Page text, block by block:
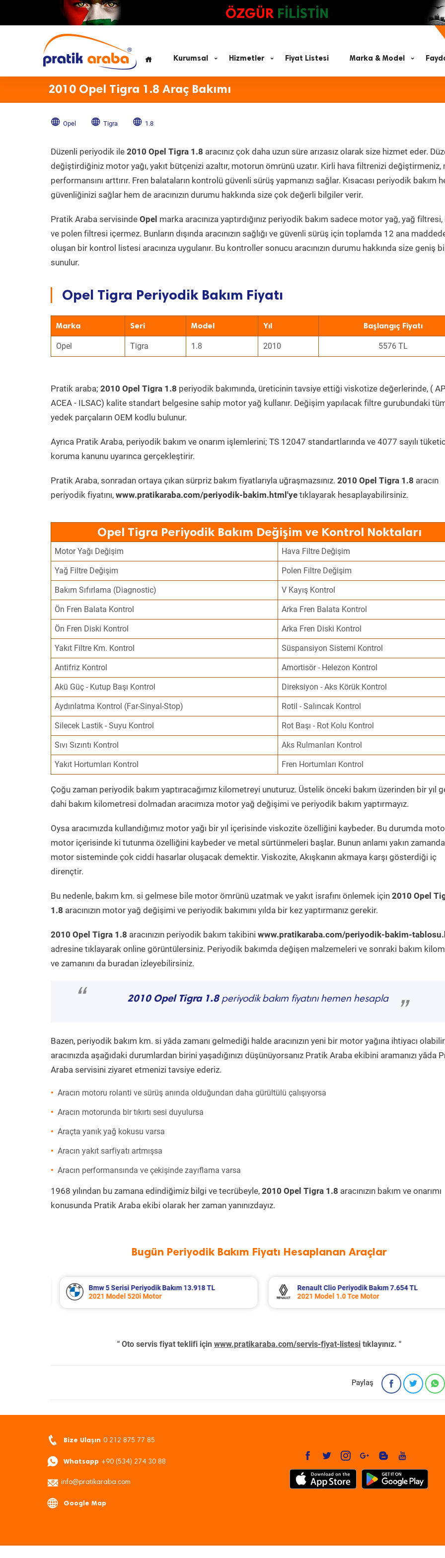
ÖZGÜR FİLİSTİN
Kurumsal Hizmetler Fiyat Listesi Marka & Model
2010 Opel Tigra 1.8 Araç Bakımı
Opel Tigra 1.8
Düzenli periyodik ile 2010 Opel Tigra 1.8 aracınız çok daha uzun süre arızasız olarak size hizmet eder.
değiştirdiğiniz motor yağı, yakıt bütçenizi azaltır, motorun ömrünü uzatır. Kirli hava filtrenizi
performansını arttırır. Fren balataların kontrolü güvenli sürüş yapmanızı sağlar. Kısacası periyodik bakım
güvenliğinizi sağlar hem de aracınızın durumu hakkında size çok değerli bilgiler verir.
Pratik Araba servisinde Opel marka aracınıza yaptırdığınız periyodik bakım sadece motor yağ, yağ filtresi,
ve polen filtresi içermez. Bunların dışında aracınızın sağlığı ve güvenli sürüş için toplamda 12 ana
oluşan bir kontrol listesi aracınıza uygulanır. Bu kontroller sonucu aracınızın durumu hakkında size geniş
sunulur.
Opel Tigra Periyodik Bakım Fiyatı
Marka Seri Model Yıl Başlangıç Fiyatı
Opel Tigra 1.8 2010 5576 TL
Pratik araba; 2010 Opel Tigra 1.8 periyodik bakımında, üreticinin tavsiye ettiği viskotize değerlerinde, (
ACEA - ILSAC) kalite standart belgesine sahip motor yağ kullanır. Değişim yapılacak filtre gurubundaki
yedek parçaların OEM kodlu bulunur.
Ayrıca Pratik Araba, periyodik bakım ve onarım işlemlerini; TS 12047 standartlarında ve 4077 sayılı
koruma kanunu uyarınca gerçekleştirir.
Pratik Araba, sonradan ortaya çıkan sürpriz bakım fiyatlarıyla uğraşmazsınız. 2010 Opel Tigra 1.8 aracın
periyodik fiyatını, www.pratikaraba.com/periyodik-bakim.html'ye tıklayarak hesaplayabilirsiniz.
Opel Tigra Periyodik Bakım Değişim ve Kontrol Noktaları
Motor Yağı Değişim Hava Filtre Değişim
Yağ Filtre Değişim Polen Filtre Değişim
Bakım Sıfırlama (Diagnostic) V Kayış Kontrol
Ön Fren Balata Kontrol Arka Fren Balata Kontrol
Ön Fren Diski Kontrol Arka Fren Diski Kontrol
Yakıt Filtre Km. Kontrol Süspansiyon Sistemi Kontrol
Antifriz Kontrol Amortisör - Helezon Kontrol
Akü Güç - Kutup Başı Kontrol Direksiyon - Aks Körük Kontrol
Aydınlatma Kontrol (Far-Sinyal-Stop) Rotil - Salıncak Kontrol
Silecek Lastik - Suyu Kontrol Rot Başı - Rot Kolu Kontrol
Sıvı Sızıntı Kontrol Aks Rulmanları Kontrol
Yakıt Hortumları Kontrol Fren Hortumları Kontrol
Çoğu zaman periyodik bakım yaptıracağımız kilometreyi unuturuz. Üstelik önceki bakım üzerinden bir yıl
dahi bakım kilometresi dolmadan aracımıza motor yağ değişimi ve periyodik bakım yaptırmayız.
Oysa aracımızda kullandığımız motor yağı bir yıl içerisinde viskozite özelliğini kaybeder. Bu durumda
motor içerisinde ki tutunma özelliğini kaybeder ve metal sürtünmeleri başlar. Bunun anlamı yakın zamanda
motor sisteminde çok ciddi hasarlar oluşacak demektir. Viskozite, Akışkanın akmaya karşı gösterdiği iç
dirençtir.
Bu nedenle, bakım km. si gelmese bile motor ömrünü uzatmak ve yakıt israfını önlemek için 2010 Opel
1.8 aracınızın motor yağ değişimi ve periyodik bakımını yılda bir kez yaptırmanız gerekir.
2010 Opel Tigra 1.8 aracınızın periyodik bakım takibini www.pratikaraba.com/periyodik-bakim-
adresine tıklayarak online görüntülersiniz. Periyodik bakımda değişen malzemeleri ve sonraki bakım
ve zamanını da buradan izleyebilirsiniz.
“ 2010 Opel Tigra 1.8periyodik bakım fiyatını hemen hesapla
”
Bazen, periyodik bakım km. si yâda zamanı gelmediği halde aracınızın yeni bir motor yağına ihtiyacı
aracınızda aşağıdaki durumlardan birini yaşadığınızı düşünüyorsanız Pratik Araba ekibini aramanızı yâda
Araba servisini ziyaret etmenizi tavsiye ederiz.
Aracın motoru rolanti ve sürüş anında olduğundan daha gürültülü çalışıyorsa
Aracın motorunda bir tıkırtı sesi duyulursa
Araçta yanık yağ kokusu varsa
Aracın yakıt sarfiyatı artmışsa
Aracın performansında ve çekişinde zayıflama varsa
1968 yılından bu zamana edindiğimiz bilgi ve tecrübeyle, 2010 Opel Tigra 1.8 aracınızın bakım ve onarımı
konusunda Pratik Araba ekibi olarak her zaman yanınızdayız.
Bugün Periyodik Bakım Fiyatı Hesaplanan Araçlar
Renault Clio Periyodik Bakım 7.654 TL
2021 Model 1.0 Tce Motor
Mitsubishi L300 Periyodik Bakım 6.726
2003 Model 2.5 Motor
" Oto servis fiyat teklifi için www.pratikaraba.com/servis-fiyat-listesi tıklayınız. "
Paylaş
Bize Ulaşın 0 212 875 77 85
Whatsapp +90 (534) 274 30 88
info@pratikaraba.com
Google Map